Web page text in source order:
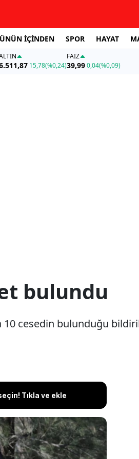
İÇİNDEN SPOR HAYAT
15,78(%0,24)
FAİZ
39,990,04(%0,09)
bulundu
10 cesedin bulunduğu
Tıkla ve ekle